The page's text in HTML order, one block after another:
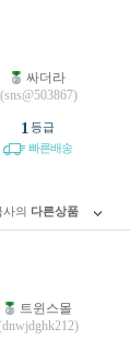
싸더라
(sns@503867)
1 등급
빠른배송
사의 다른상품
트윈스몰